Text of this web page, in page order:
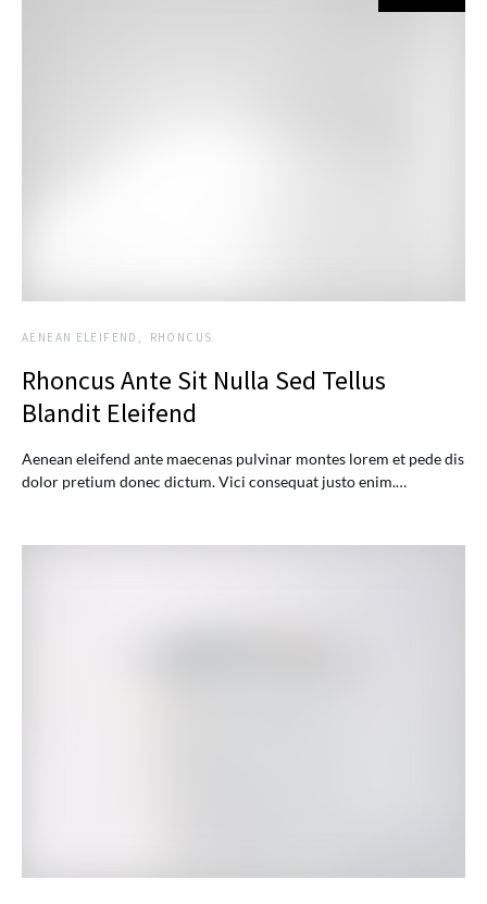
AENEAN ELEIFEND RHONCUS
Rhoncus Ante Sit Nulla Sed Tellus
Blandit Eleifend
Aenean eleifend ante maecenas pulvinar montes lorem et pede dis
dolor pretium donec dictum. Vici consequat justo enim.…